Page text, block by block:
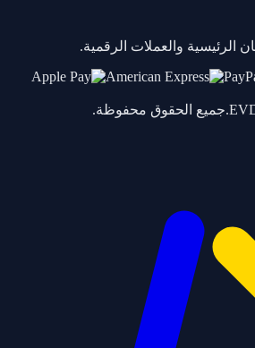
الرئيسية والعملات الرقمية.
.جميع الحقوق محفوظة.